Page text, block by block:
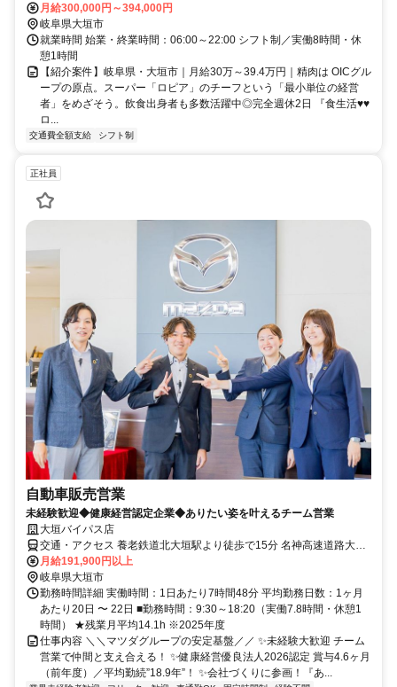
月給300,000円～394,000円
岐阜県大垣市
就業時間 始業・終業時間：06:00～22:00 シフト制／実働8時間・休
憩1時間
【紹介案件】岐阜県・大垣市｜月給30万～39.4万円｜精肉は OICグル
ープの原点。スーパー「ロピア」のチーフという「最小単位の経営
者」をめざそう。飲食出身者も多数活躍中◎完全週休2日 『食生活♥♥
ロ...
交通費全額支給 シフト制
正社員
自動車販売営業
未経験歓迎◆健康経営認定企業◆ありたい姿を叶えるチーム営業
大垣バイパス店
交通・アクセス 養老鉄道北大垣駅より徒歩で15分 名神高速道路大垣
ICより車で15分
月給191,900円以上
岐阜県大垣市
勤務時間詳細 実働時間：1日あたり7時間48分 平均勤務日数：1ヶ月
あたり20日 〜 22日 ■勤務時間：9:30～18:20（実働7.8時間・休憩1
時間） ★残業月平均14.1h ※2025年度
仕事内容 ＼＼マツダグループの安定基盤／／ ✨未経験大歓迎 チーム
営業で仲間と支え合える！ ✨健康経営優良法人2026認定 賞与4.6ヶ月
（前年度）／平均勤続”18.9年”！ ✨会社づくりに参画！『あ...